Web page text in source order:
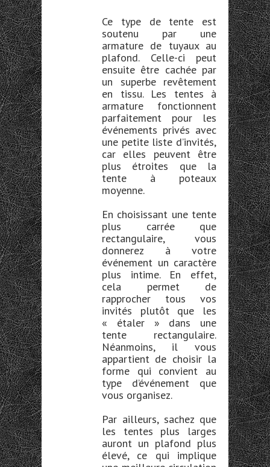
Ce type de tente est
soutenu par une
armature de tuyaux au
plafond. Celle-ci peut
ensuite être cachée par
un superbe revêtement
en tissu. Les tentes à
armature fonctionnent
parfaitement pour les
événements privés avec
une petite liste d’invités,
car elles peuvent être
plus étroites que la
tente à poteaux
moyenne.
En choisissant une tente
plus carrée que
rectangulaire, vous
donnerez à votre
événement un caractère
plus intime. En effet,
cela permet de
rapprocher tous vos
invités plutôt que les
« étaler » dans une
tente rectangulaire.
Néanmoins, il vous
appartient de choisir la
forme qui convient au
type d’événement que
vous organisez.
Par ailleurs, sachez que
les tentes plus larges
auront un plafond plus
élevé, ce qui implique